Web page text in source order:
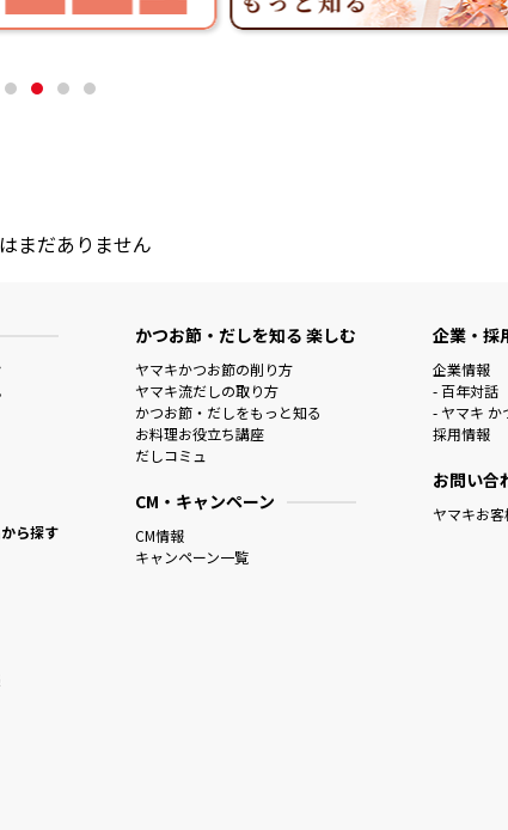
まだありません
ら探す
かつお節・だしを知る 楽しむ
ヤマキかつお節の削り方
ヤマキ流だしの取り方
かつお節・だしをもっと知る
お料理お役立ち講座
だしコミュ
CM・キャンペーン
CM情報
キャンペーン一覧
企業・採
企業情報
- 百年対話
- ヤマキ か
採用情報
お問い合
ヤマキお